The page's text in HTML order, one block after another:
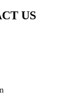
US